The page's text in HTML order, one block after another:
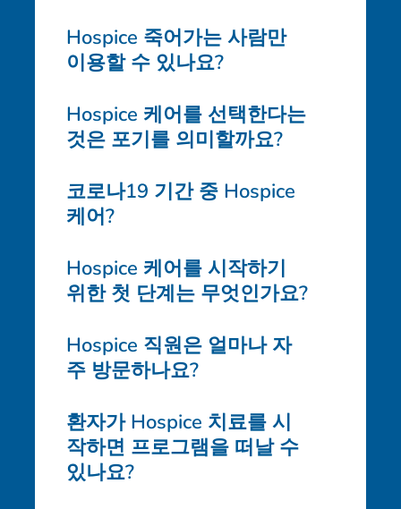
Hospice 죽어가는 사람만
이용할 수 있나요?
Hospice 케어를 선택한다는
것은 포기를 의미할까요?
코로나19 기간 중 Hospice
케어?
Hospice 케어를 시작하기
위한 첫 단계는 무엇인가요?
Hospice 직원은 얼마나 자
주 방문하나요?
환자가 Hospice 치료를 시
작하면 프로그램을 떠날 수
있나요?